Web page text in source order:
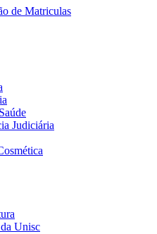
de Matriculas
Judiciária
Unisc